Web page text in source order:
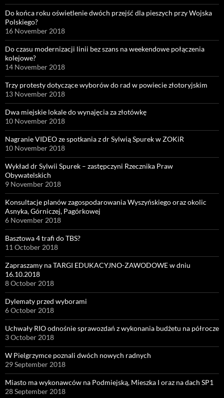
Do końca roku oświetlenie dwóch przejść dla pieszych przy Wojska
Polskiego?
16 November 2018
Do czasu modernizacji linii bez szans na weekendowe połączenia
kolejowe?
14 November 2018
Trzy protesty dotyczące wyborów do rad w powiecie złotoryjskim
13 November 2018
Dwa miejskie lokale do wynajęcia za złotówkę
10 November 2018
Nagranie VIDEO ze spotkania z dr Sylwią Spurek w ZOKiR
10 November 2018
Wykład dr Sylwii Spurek – zastępczyni Rzecznika Praw
Obywatelskich
9 November 2018
Konsultacje planów zagospodarowania Wyszyńskiego oraz okolic
Asnyka, Górniczej, Pagórkowej
6 November 2018
Basztowa 4 trafi do TBS?
11 October 2018
Zapraszamy na TARGI EDUKACYJNO-ZAWODOWE w dniu
16.10.2018
8 October 2018
Dylematy przed wyborami
6 October 2018
Uchwały RIO odnośnie sprawozdań z wykonania budżetu na półrocze
3 October 2018
W Pielgrzymce poznali dwóch nowych radnych
29 September 2018
Miasto ma wykonawców na Podmiejską, Mieszka I oraz na dach SP1
28 September 2018